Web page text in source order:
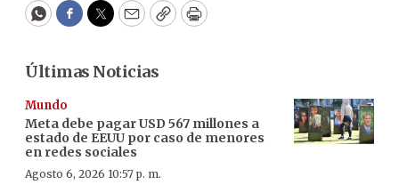
WhatsApp
Facebook
Twitter
EmailCopyPrint
Últimas Noticias
Mundo
Meta debe pagar USD 567 millones a
estado de EEUU por caso de menores
en redes sociales
Agosto 6, 2026 10:57 p. m.